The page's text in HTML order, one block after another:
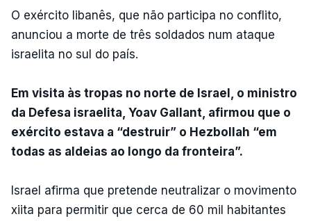
O exército libanês, que não participa no conflito,
anunciou a morte de três soldados num ataque
israelita no sul do país.
Em visita às tropas no norte de Israel, o ministro
da Defesa israelita, Yoav Gallant, afirmou que o
exército estava a “destruir” o Hezbollah “em
todas as aldeias ao longo da fronteira”.
Israel afirma que pretende neutralizar o movimento
xiita para permitir que cerca de 60 mil habitantes